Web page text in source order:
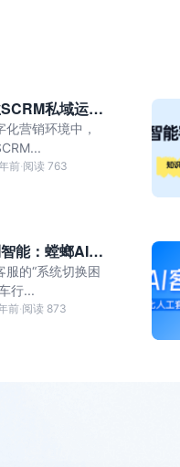
私域运营
企业缺乏有效
终极秘籍
化营销环境中，
前·阅读 763
能：螳螂AI如
行业客服体
智能客服系统
服的“系统切换困
行...
前·阅读 873